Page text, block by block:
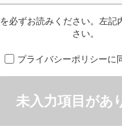
を必ずお読みください。左記
さい。
プライバシーポリシーに
未入力項目があ